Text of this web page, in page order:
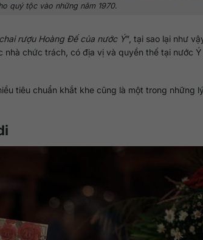
quý tộc vào những năm 1970.
chai rượu Hoàng Đế của nước Ý”, tại sao lại như
chức trách, có địa vị và quyền thế tại nước
tiêu chuẩn khắt khe cũng là một trong những